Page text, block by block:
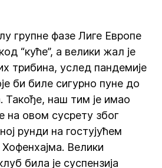
групне фазе Лиге Европе
“куће”, а велики жал је
трибина, услед пандемије
би биле сигурно пуне до
Такође, наш тим је имао
на овом сусрету због
рунди на гостујућем
Велики
била је суспензија